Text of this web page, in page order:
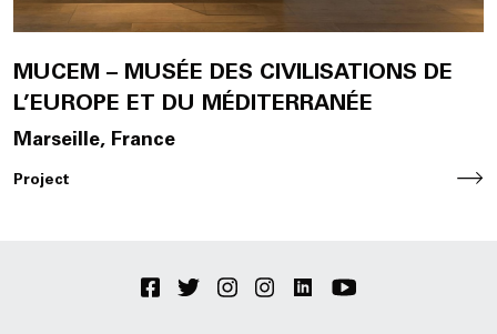
Contact
MUCEM – MUSÉE DES CIVILISATIONS DE
L’EUROPE ET DU MÉDITERRANÉE
Marseille, France
Project